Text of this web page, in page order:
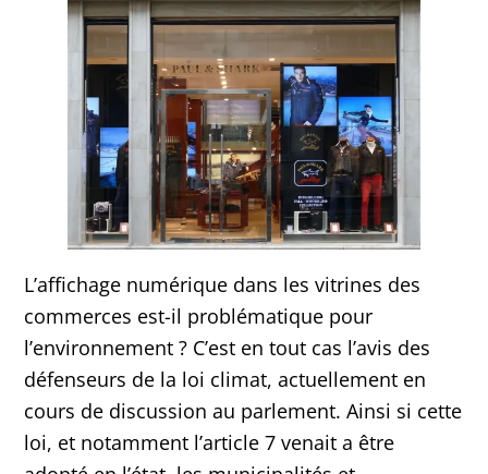
L’affichage numérique dans les vitrines des
commerces est-il problématique pour
l’environnement ? C’est en tout cas l’avis des
défenseurs de la loi climat, actuellement en
cours de discussion au parlement. Ainsi si cette
loi, et notamment l’article 7 venait a être